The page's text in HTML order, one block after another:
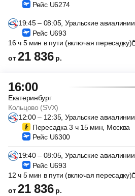
Рейс U6274
19:45 – 08:05, Уральские авиалинии
Рейс U693
16 ч 5 мин в пути (включая пересадку)
от21 836 р.
16:00
Екатеринбург
Кольцово (SVX)
12:00 – 12:35, Уральские авиалинии
Пересадка 3 ч 15 мин, Москва
Рейс U6300
19:40 – 08:05, Уральские авиалинии
Рейс U693
12 ч 5 мин в пути (включая пересадку)
от21 836 р.